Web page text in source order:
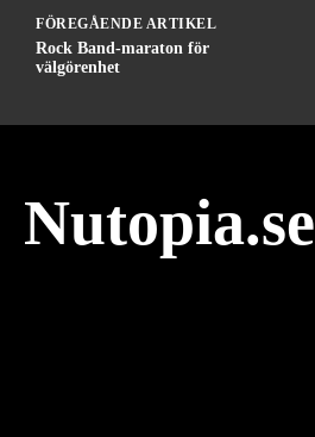
FÖREGÅENDE ARTIKEL
Rock Band-maraton för
välgörenhet
Nutopia.se